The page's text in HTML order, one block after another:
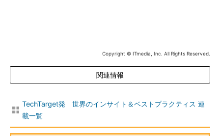
Copyright © ITmedia, Inc. All Rights Reserved.
関連情報
TechTarget発 世界のインサイト＆ベストプラクティス 連
載一覧